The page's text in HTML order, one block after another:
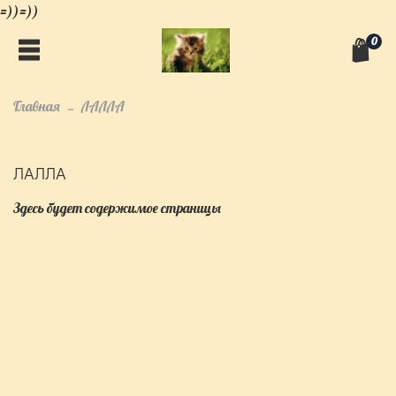
=))=))
0
Главная ЛАЛЛА
ЛАЛЛА
Здесь будет содержимое страницы